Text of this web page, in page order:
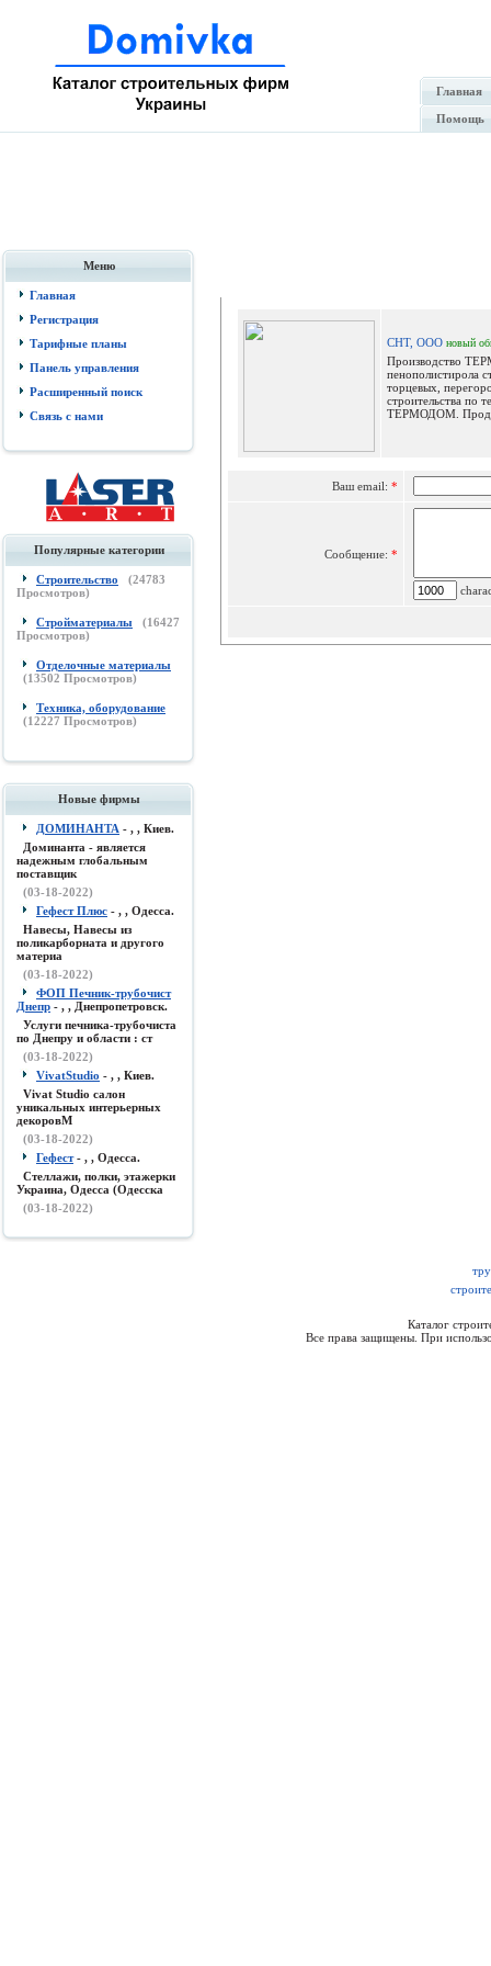
Главная
Помощь
Меню
Главная
Регистрация
Тарифные планы
Панель управления
Расширенный поиск
Связь с нами
Популярные категории
Строительство (24783
Просмотров)
Стройматериалы (16427
Просмотров)
Отделочные материалы
(13502 Просмотров)
Техника, оборудование
(12227 Просмотров)
Новые фирмы
ДОМИНАНТА - , , Киев.
Доминанта - является
надежным глобальным
поставщик
(03-18-2022)
Гефест Плюс - , , Одесса.
Навесы, Навесы из
поликарборната и другого
материа
(03-18-2022)
ФОП Печник-трубочист
Днепр - , , Днепропетровск.
Услуги печника-трубочиста
по Днепру и области : ст
(03-18-2022)
VivatStudio - , , Киев.
Vivat Studio салон
уникальных интерьерных
декоровМ
(03-18-2022)
Гефест- , , Одесса.
Стеллажи, полки, этажерки
Украина, Одесса (Одесска
(03-18-2022)
СНТ, ООО новый
Производство
пенополистирола
торцевых,
строительства по
ТЕРМОДОМ.
Ваш email: *
Сообщение: *
Каталог
Все права защищены. При